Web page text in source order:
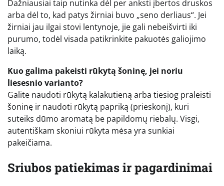
Dažniausiai taip nutinka dėl per anksti įbertos druskos
arba dėl to, kad patys žirniai buvo „seno derliaus“. Jei
žirniai jau ilgai stovi lentynoje, jie gali nebeišvirti iki
purumo, todėl visada patikrinkite pakuotės galiojimo
laiką.
Kuo galima pakeisti rūkytą šoninę, jei noriu
liesesnio varianto?
Galite naudoti rūkytą kalakutieną arba tiesiog praleisti
šoninę ir naudoti rūkytą papriką (prieskonį), kuri
suteiks dūmo aromatą be papildomų riebalų. Visgi,
autentiškam skoniui rūkyta mėsa yra sunkiai
pakeičiama.
Sriubos patiekimas ir pagardinimai